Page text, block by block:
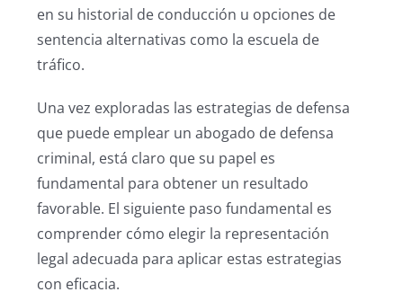
en su historial de conducción u opciones de
sentencia alternativas como la escuela de
tráfico.
Una vez exploradas las estrategias de defensa
que puede emplear un abogado de defensa
criminal, está claro que su papel es
fundamental para obtener un resultado
favorable. El siguiente paso fundamental es
comprender cómo elegir la representación
legal adecuada para aplicar estas estrategias
con eficacia.